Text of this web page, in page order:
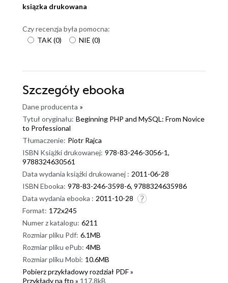
ksiązka drukowana
Czy recenzja była pomocna:
TAK(0) NIE (0)
Szczegóły ebooka
Dane producenta »
Tytuł oryginału: Beginning PHP and MySQL: From Novice
to Professional
Tłumaczenie: Piotr Rajca
ISBN Książki drukowanej: 978-83-246-3056-1,
9788324630561
Data wydania książki drukowanej : 2011-06-28
ISBN Ebooka: 978-83-246-3598-6, 9788324635986
Data wydania ebooka : 2011-10-28
Format: 172x245
Numer z katalogu: 6211
Rozmiar pliku Pdf: 6.1MB
Rozmiar pliku ePub: 4MB
Rozmiar pliku Mobi: 10.6MB
Pobierz przykładowy rozdział PDF »
Przykłady na ftp » 117.8kB